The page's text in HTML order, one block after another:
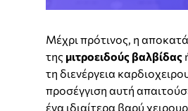
Μέχρι πρότινος, η
της μιτροειδούς βαλβίδας
τη διενέργεια
προσέγγιση αυτή
ένα ιδιαίτερα βαρύ